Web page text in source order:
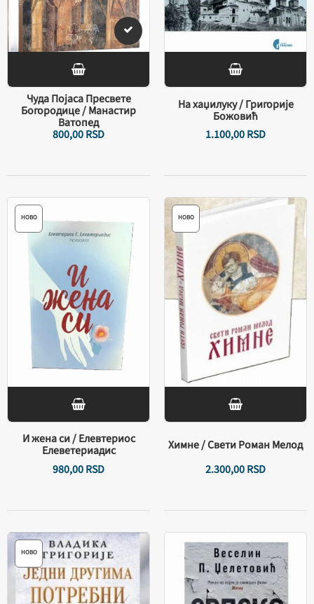
Чуда Појаса Пресвете
Богородице / Манастир
Ватопед
800,00RSD
На хаџилуку / Григорије
Божовић
1.100,00RSD
НОВО
И жена си / Елевтериос
Елеветериадис
980,00RSD
НОВО
Химне / Свети Роман Мелод
2.300,00RSD
НОВО